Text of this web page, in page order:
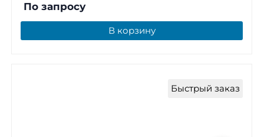
По запросу
В корзину
Быстрый заказ